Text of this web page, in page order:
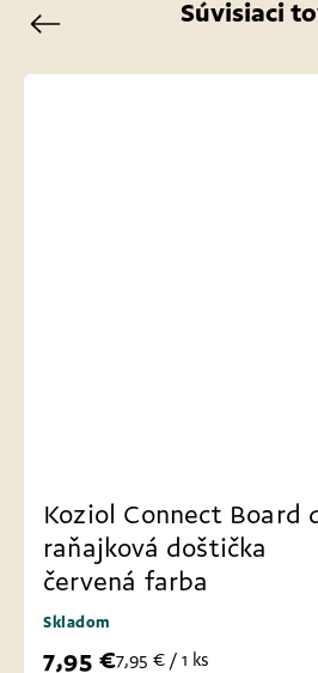
Súvisiaci
Previous
Koziol Connect Board
raňajková doštička
červená farba
Skladom
7,95 €7,95 € / 1 ks